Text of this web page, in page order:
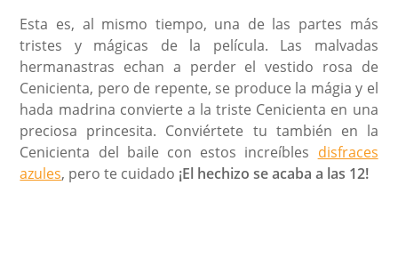
Esta es, al mismo tiempo, una de las partes más
tristes y mágicas de la película. Las malvadas
hermanastras echan a perder el vestido rosa de
Cenicienta, pero de repente, se produce la mágia y el
hada madrina convierte a la triste Cenicienta en una
preciosa princesita. Conviértete tu también en la
Cenicienta del baile con estos increíbles disfraces
azules, pero te cuidado ¡El hechizo se acaba a las 12!